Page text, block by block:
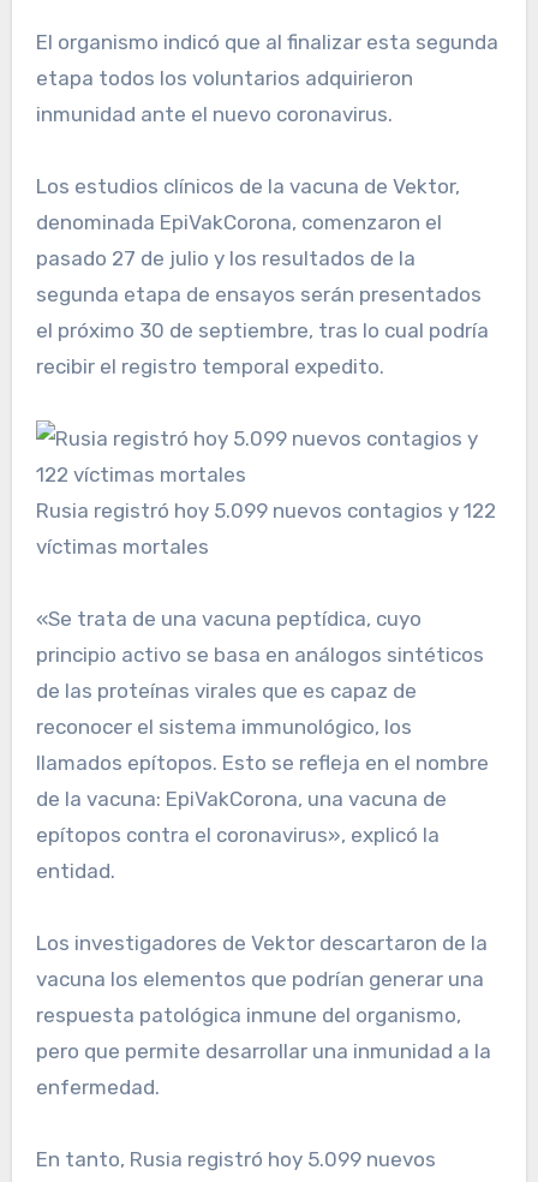
El organismo indicó que al finalizar esta segunda
etapa todos los voluntarios adquirieron
inmunidad ante el nuevo coronavirus.
Los estudios clínicos de la vacuna de Vektor,
denominada EpiVakCorona, comenzaron el
pasado 27 de julio y los resultados de la
segunda etapa de ensayos serán presentados
el próximo 30 de septiembre, tras lo cual podría
recibir el registro temporal expedito.
Rusia registró hoy 5.099 nuevos contagios y 122
víctimas mortales
«Se trata de una vacuna peptídica, cuyo
principio activo se basa en análogos sintéticos
de las proteínas virales que es capaz de
reconocer el sistema immunológico, los
llamados epítopos. Esto se refleja en el nombre
de la vacuna: EpiVakCorona, una vacuna de
epítopos contra el coronavirus», explicó la
entidad.
Los investigadores de Vektor descartaron de la
vacuna los elementos que podrían generar una
respuesta patológica inmune del organismo,
pero que permite desarrollar una inmunidad a la
enfermedad.
En tanto, Rusia registró hoy 5.099 nuevos